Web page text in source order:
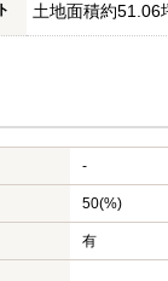
土地面積約51.06
-
50(%)
有